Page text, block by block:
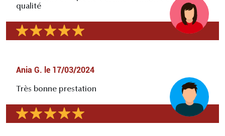
qualité
Ania G. le 17/03/2024
Très bonne prestation